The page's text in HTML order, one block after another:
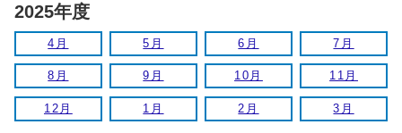
2025年度
4月 5月 6月 7月
8月 9月 10月 11月
12月 1月 2月 3月